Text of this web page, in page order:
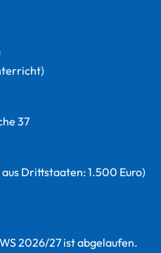
37
Drittstaaten: 1.500 Euro)
2026/27 ist abgelaufen.